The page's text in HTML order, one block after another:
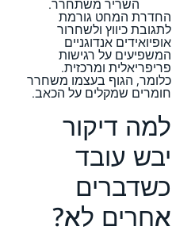
השריר משתחרר.
החדרת המחט גורמת
לתגובת כיווץ ולשחרור
אופיואידים אנדוגניים
המשפיעים על רגישות
פריפריאלית ומרכזית.
כלומר, הגוף בעצמו משחרר
חומרים שמקלים על הכאב.
למה דיקור
יבש עובד
כשדברים
אחרים לא?